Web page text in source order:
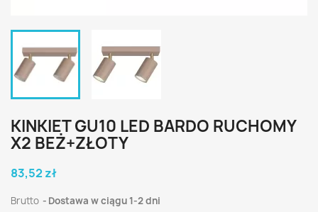
KINKIET GU10 LED BARDO RUCHOMY
X2 BEŻ+ZŁOTY
83,52 zł
Brutto Dostawa w ciągu 1-2 dni